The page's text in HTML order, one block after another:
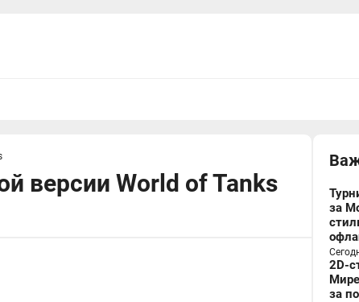
версии World of Tanks
за
2D-
за